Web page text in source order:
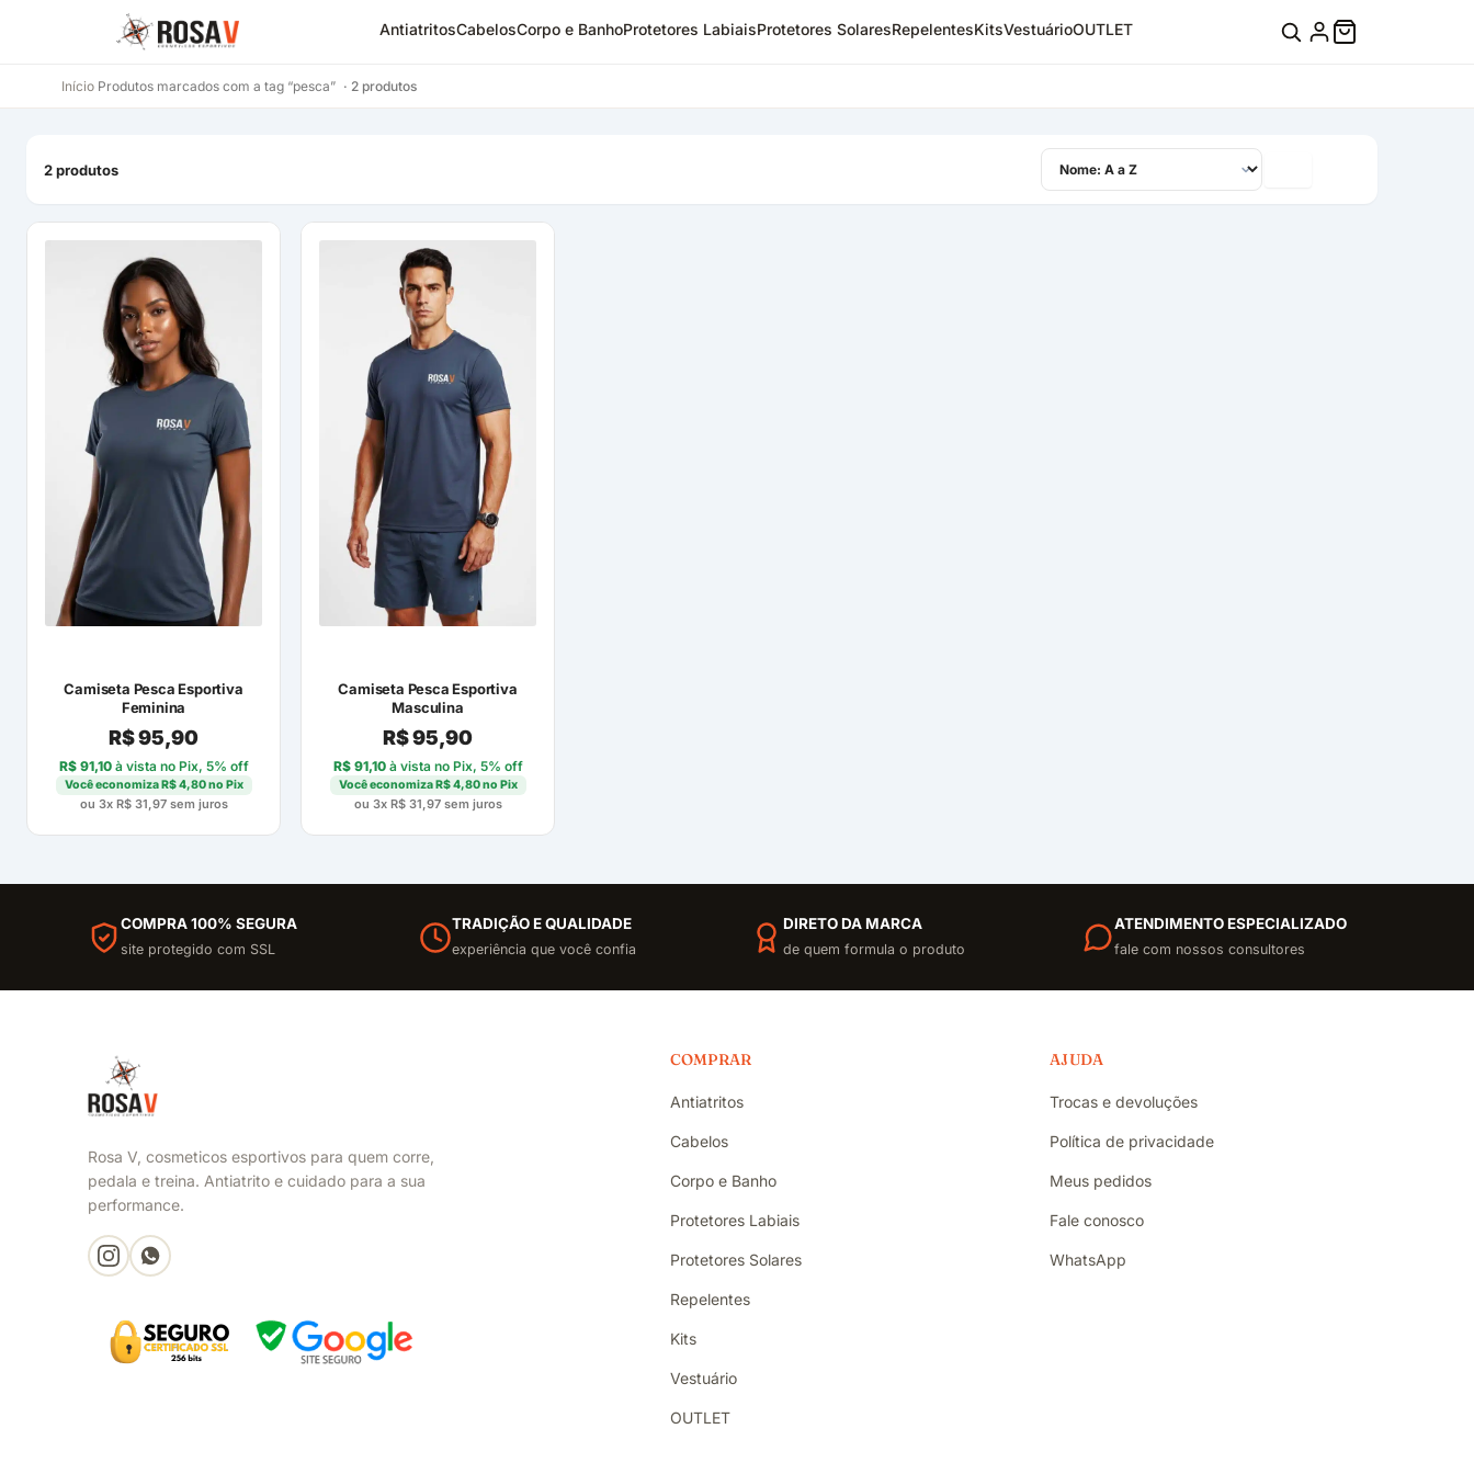
AntiatritosCabelosCorpo e BanhoProtetores LabiaisProtetores SolaresRepelentesKitsVestuárioOUTLET
Início Produtos marcados com a tag “pesca” · 2 produtos
2 produtos
Camiseta Pesca Esportiva
Feminina
R$95,90
R$91,10à vista no Pix, 5% off
Você economizaR$4,80no Pix
ou 3x R$31,97sem juros
Camiseta Pesca Esportiva
Masculina
R$95,90
R$91,10à vista no Pix, 5% off
Você economizaR$4,80no Pix
ou 3x R$31,97sem juros
COMPRA 100% SEGURA
site protegido com SSL
TRADIÇÃO E QUALIDADE
experiência que você confia
DIRETO DA MARCA
de quem formula o produto
ATENDIMENTO ESPECIALIZADO
fale com nossos consultores
Rosa V, cosmeticos esportivos para quem corre,
pedala e treina. Antiatrito e cuidado para a sua
performance.
COMPRAR
Antiatritos
Cabelos
Corpo e Banho
Protetores Labiais
Protetores Solares
Repelentes
Kits
Vestuário
OUTLET
AJUDA
Trocas e devoluções
Política de privacidade
Meus pedidos
Fale conosco
WhatsApp